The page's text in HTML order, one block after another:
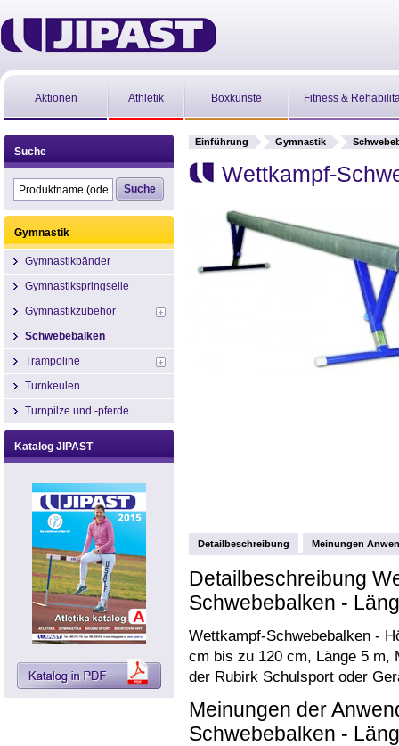
Aktionen Athletik Boxkünste Fitness &
Einführung Gymnastik
Wettkampf-
Detailbeschreibung Meinungen
Detailbeschreibung
Schwebebalken -
Wettkampf-Schwebebalken -
cm bis zu 120 cm, Länge 5 m,
der Rubirk Schulsport oder
Meinungen der
Schwebebalken -
Suche
Gymnastik
Gymnastikbänder
Gymnastikspringseile
Gymnastikzubehör
Schwebebalken
Trampoline
Turnkeulen
Turnpilze und -pferde
Katalog JIPAST